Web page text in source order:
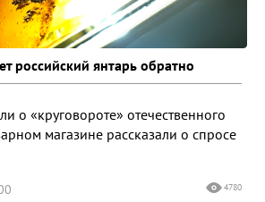
российский янтарь обратно
о «круговороте» отечественного
магазине рассказали о спросе
4780